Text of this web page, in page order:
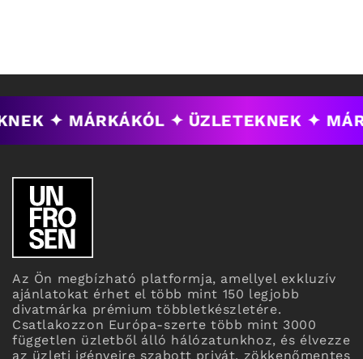
✦ MÁRKÁKÓL ✦ ÜZLETEKNEK ✦
Az Ön megbízható platformja, amellyel exkluzív
ajánlatokat érhet el több mint 150 legjobb
divatmárka prémium többletkészletére.
Csatlakozzon Európa-szerte több mint 3000
független üzletből álló hálózatunkhoz, és élvezze
az üzleti igényeire szabott privát, zökkenőmentes